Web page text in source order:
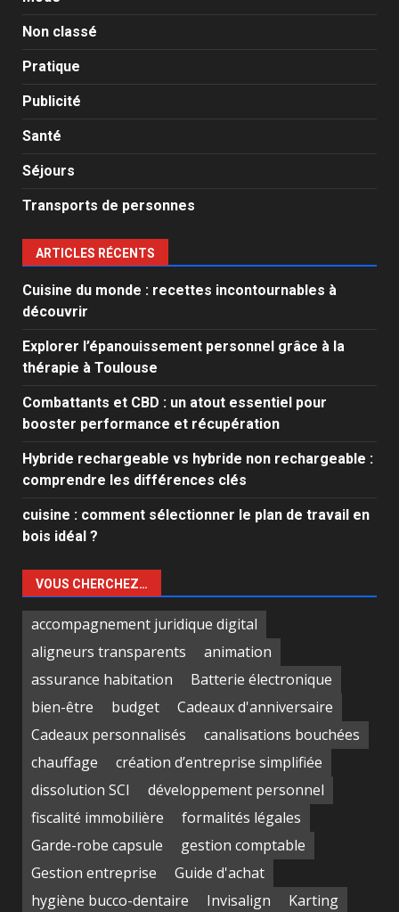
Non classé
Pratique
Publicité
Santé
Séjours
Transports de personnes
ARTICLES RÉCENTS
Cuisine du monde : recettes incontournables à
découvrir
Explorer l’épanouissement personnel grâce à la
thérapie à Toulouse
Combattants et CBD : un atout essentiel pour
booster performance et récupération
Hybride rechargeable vs hybride non rechargeable :
comprendre les différences clés
cuisine : comment sélectionner le plan de travail en
bois idéal ?
VOUS CHERCHEZ…
accompagnement juridique digital
aligneurs transparents
animation
assurance habitation
Batterie électronique
bien-être
budget
Cadeaux d'anniversaire
Cadeaux personnalisés
canalisations bouchées
chauffage
création d’entreprise simplifiée
dissolution SCI
développement personnel
fiscalité immobilière
formalités légales
Garde-robe capsule
gestion comptable
Gestion entreprise
Guide d'achat
hygiène bucco-dentaire
Invisalign
Karting